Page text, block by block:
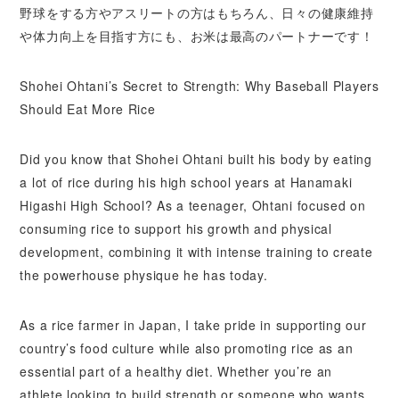
野球をする方やアスリートの方はもちろん、日々の健康維持
や体力向上を目指す方にも、お米は最高のパートナーです！
Shohei Ohtani’s Secret to Strength: Why Baseball Players
Should Eat More Rice
Did you know that Shohei Ohtani built his body by eating
a lot of rice during his high school years at Hanamaki
Higashi High School? As a teenager, Ohtani focused on
consuming rice to support his growth and physical
development, combining it with intense training to create
the powerhouse physique he has today.
As a rice farmer in Japan, I take pride in supporting our
country’s food culture while also promoting rice as an
essential part of a healthy diet. Whether you’re an